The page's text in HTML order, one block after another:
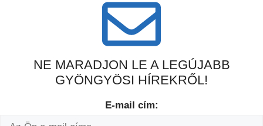
NE MARADJON LE A LEGÚJABB
GYÖNGYÖSI HÍREKRŐL!
E-mail cím: